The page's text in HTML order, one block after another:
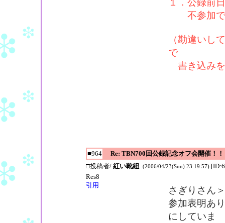
不参加で
（勘違いし
で
書き込み
■964 Re: TBN700回公録記念オフ会開催！！
□投稿者/ 紅い靴紐 -(2006/04/23(Sun) 23:19:57)
Res8
引用
さぎりさん＞
参加表明あ
にしていま